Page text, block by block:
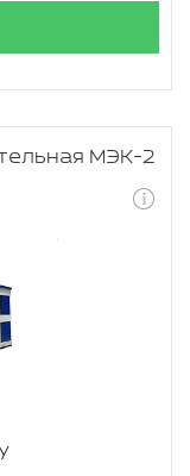
МЭК-2